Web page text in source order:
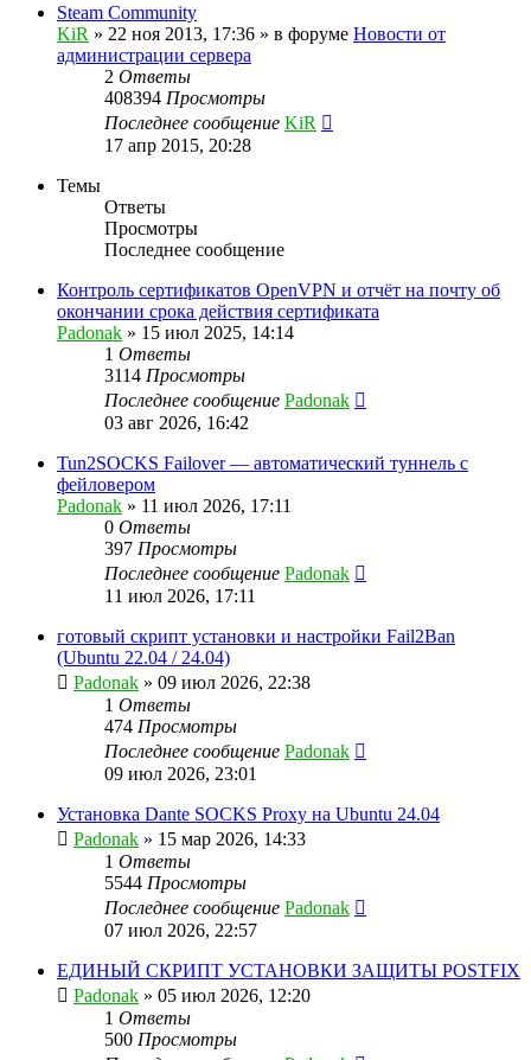
Steam Community
KiR » 22 ноя 2013, 17:36 » в форуме Новости от
администрации сервера
2 Ответы
408394 Просмотры
Последнее сообщение KiR
17 апр 2015, 20:28
Темы
Ответы
Просмотры
Последнее сообщение
Контроль сертификатов OpenVPN и отчёт на почту об
окончании срока действия сертификата
Padonak » 15 июл 2025, 14:14
1 Ответы
3114 Просмотры
Последнее сообщение Padonak
03 авг 2026, 16:42
Tun2SOCKS Failover — автоматический туннель с
фейловером
Padonak » 11 июл 2026, 17:11
0 Ответы
397 Просмотры
Последнее сообщение Padonak
11 июл 2026, 17:11
готовый скрипт установки и настройки Fail2Ban
(Ubuntu 22.04 / 24.04)
Padonak » 09 июл 2026, 22:38
1 Ответы
474 Просмотры
Последнее сообщение Padonak
09 июл 2026, 23:01
Установка Dante SOCKS Proxy на Ubuntu 24.04
Padonak » 15 мар 2026, 14:33
1 Ответы
5544 Просмотры
Последнее сообщение Padonak
07 июл 2026, 22:57
ЕДИНЫЙ СКРИПТ УСТАНОВКИ ЗАЩИТЫ POSTFIX
Padonak » 05 июл 2026, 12:20
1 Ответы
500 Просмотры